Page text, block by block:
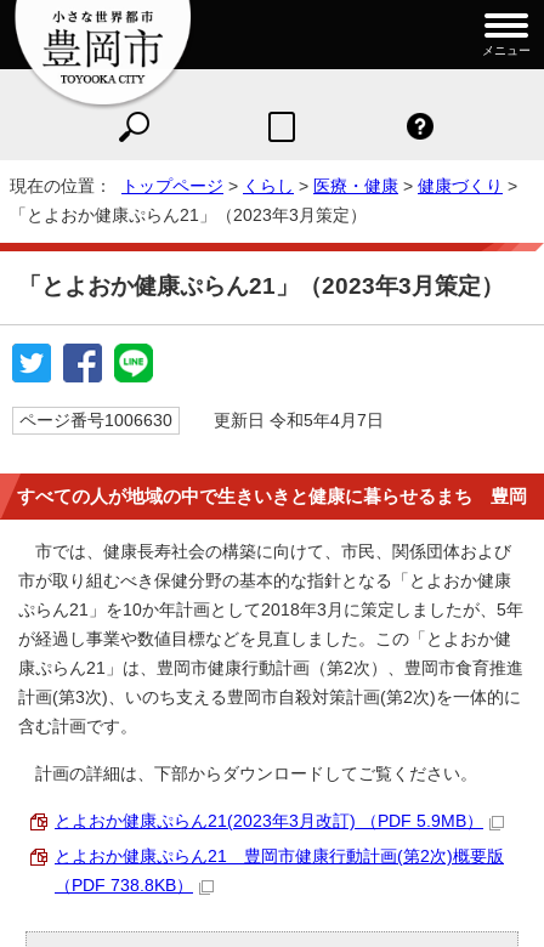
メニュー
現在の位置： トップページ > くらし > 医療・健康 > 健康づくり >
「とよおか健康ぷらん21」（2023年3月策定）
「とよおか健康ぷらん21」（2023年3月策定）
ページ番号1006630 更新日 令和5年4月7日
すべての人が地域の中で生きいきと健康に暮らせるまち 豊岡
市では、健康長寿社会の構築に向けて、市民、関係団体および
市が取り組むべき保健分野の基本的な指針となる「とよおか健康
ぷらん21」を10か年計画として2018年3月に策定しましたが、5年
が経過し事業や数値目標などを見直しました。この「とよおか健
康ぷらん21」は、豊岡市健康行動計画（第2次）、豊岡市食育推進
計画(第3次)、いのち支える豊岡市自殺対策計画(第2次)を一体的に
含む計画です。
計画の詳細は、下部からダウンロードしてご覧ください。
とよおか健康ぷらん21(2023年3月改訂) （PDF 5.9MB）
とよおか健康ぷらん21 豊岡市健康行動計画(第2次)概要版
（PDF 738.8KB）